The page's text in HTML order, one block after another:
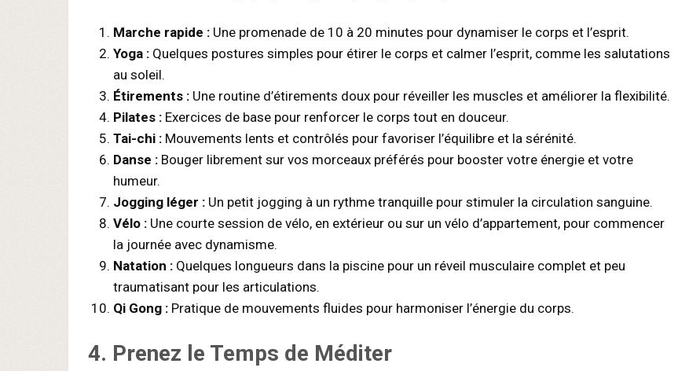
Marche rapide : Une promenade de 10 à 20 minutes pour dynamiser le corps et l’esprit.
Yoga : Quelques postures simples pour étirer le corps et calmer l’esprit, comme les salutations
au soleil.
Étirements : Une routine d’étirements doux pour réveiller les muscles et améliorer la flexibilité.
Pilates : Exercices de base pour renforcer le corps tout en douceur.
Tai-chi : Mouvements lents et contrôlés pour favoriser l’équilibre et la sérénité.
Danse : Bouger librement sur vos morceaux préférés pour booster votre énergie et votre
humeur.
Jogging léger : Un petit jogging à un rythme tranquille pour stimuler la circulation sanguine.
Vélo : Une courte session de vélo, en extérieur ou sur un vélo d’appartement, pour commencer
la journée avec dynamisme.
Natation : Quelques longueurs dans la piscine pour un réveil musculaire complet et peu
traumatisant pour les articulations.
Qi Gong : Pratique de mouvements fluides pour harmoniser l’énergie du corps.
4. Prenez le Temps de Méditer